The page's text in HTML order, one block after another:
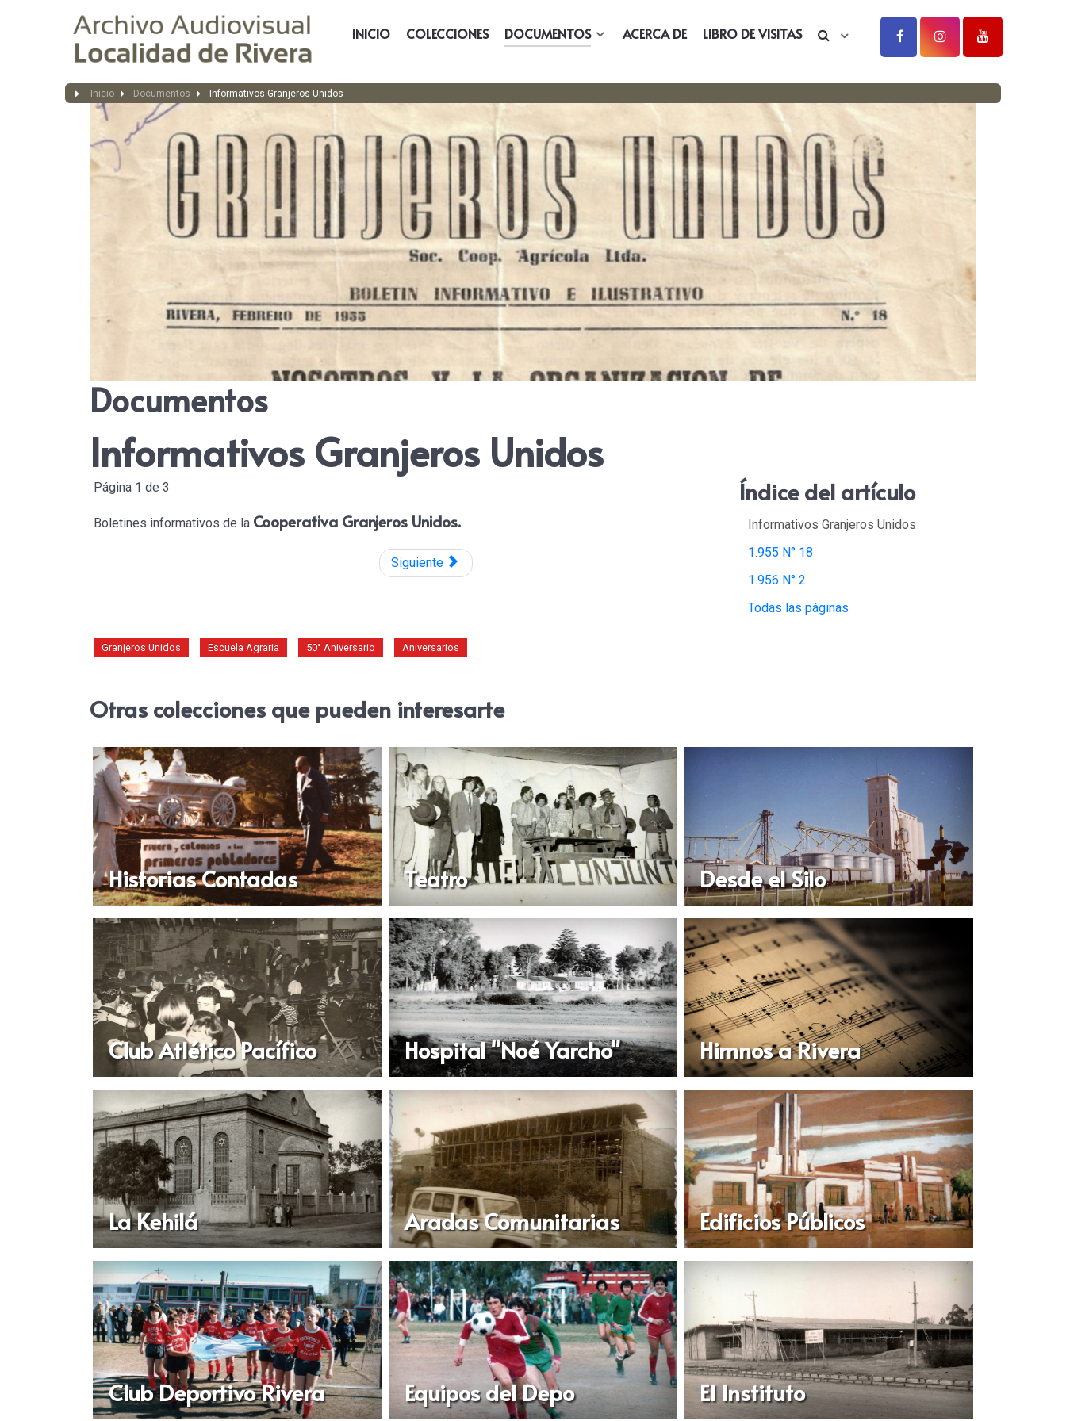
INICIO COLECCIONES DOCUMENTOS ACERCA DE LIBRO DE VISITAS
Inicio Documentos Informativos Granjeros Unidos
Documentos
Informativos Granjeros Unidos
Índice del artículo
Informativos Granjeros Unidos
1.955 N° 18
1.956 N° 2
Todas las páginas
Página 1 de 3
Boletines informativos de la Cooperativa Granjeros Unidos.
Siguiente
Granjeros Unidos Escuela Agraria 50° Aniversario Aniversarios
Otras colecciones que pueden interesarte
Historias Contadas Teatro Desde el Silo
Club Atlético Pacífico Hospital "Noé Yarcho" Himnos a Rivera
La Kehilá Aradas Comunitarias Edificios Públicos
Club Deportivo Rivera Equipos del Depo El Instituto